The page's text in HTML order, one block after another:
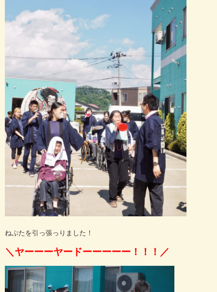
ねぷたを引っ張っりました！
＼ヤーーーヤードーーーーー！！！／